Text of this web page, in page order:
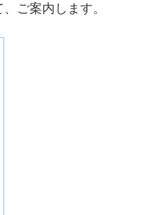
ご案内します。